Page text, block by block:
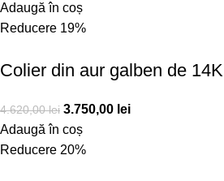
Adaugă în coș
Reducere 19%
Colier din aur galben de 14K
4.620,00lei 3.750,00 lei
Adaugă în coș
Reducere 20%